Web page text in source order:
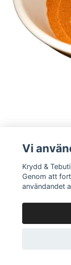
Vi
Krydd &
Genom att
användandet